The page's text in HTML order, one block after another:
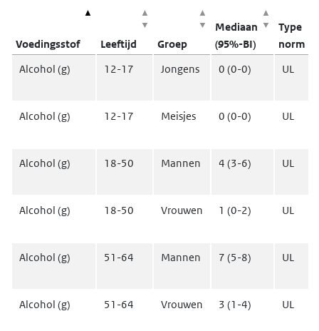
Voedingsstof Leeftijd Groep
Mediaan
(95%-BI)
Type
norm
Alcohol (g)
12-17 Jongens 0 (0-0) UL
Alcohol (g) 12-17 Meisjes 0 (0-0) UL
Alcohol (g) 18-50 Mannen 4 (3-6) UL
Alcohol (g) 18-50 Vrouwen 1 (0-2) UL
Alcohol (g) 51-64 Mannen 7 (5-8) UL
Alcohol (g) 51-64 Vrouwen 3 (1-4) UL